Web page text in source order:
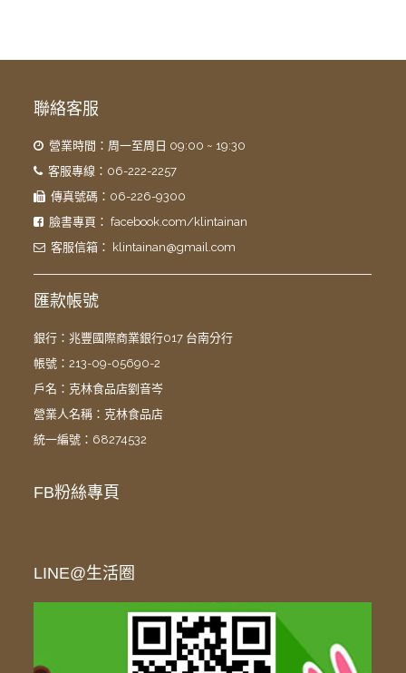
聯絡客服
營業時間：周一至周日 09:00 ~ 19:30
客服專線：06-222-2257
傳真號碼：06-226-9300
臉書專頁：facebook.com/klintainan
客服信箱：
klintainan@gmail.com
匯款帳號
銀行：兆豐國際商業銀行017 台南分行
帳號：213-09-05690-2
戶名：克林食品店劉音岑
營業人名稱：克林食品店
統一編號：68274532
FB粉絲專頁
LINE@生活圈